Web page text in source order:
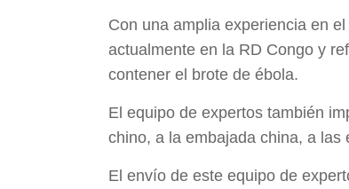
Con una amplia experiencia en
actualmente en la RD Congo y
contener el brote de ébola.
El equipo de expertos también
chino, a la embajada china, a
El envío de este equipo de